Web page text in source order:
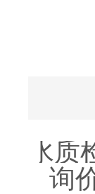
水
询